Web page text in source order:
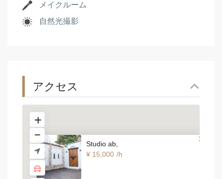
メイクルーム
自然光撮影
アクセス
Studio ab,
¥ 15,000 /h